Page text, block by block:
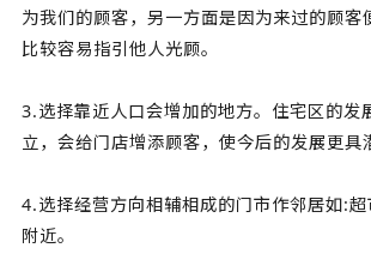
为我们的顾客，另一方面是因为来过的顾客
比较容易指引他人光顾。
3.选择靠近人口会增加的地方。住宅区的发
立，会给门店增添顾客，使今后的发展更具
4.选择经营方向相辅相成的门市作邻居如:
附近。